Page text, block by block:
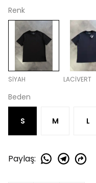
Renk
SİYAH LACİVERT
Beden
S M L
Paylaş: